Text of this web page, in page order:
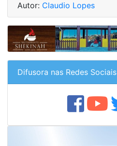
Autor: Claudio Lopes
Difusora nas Redes Sociais